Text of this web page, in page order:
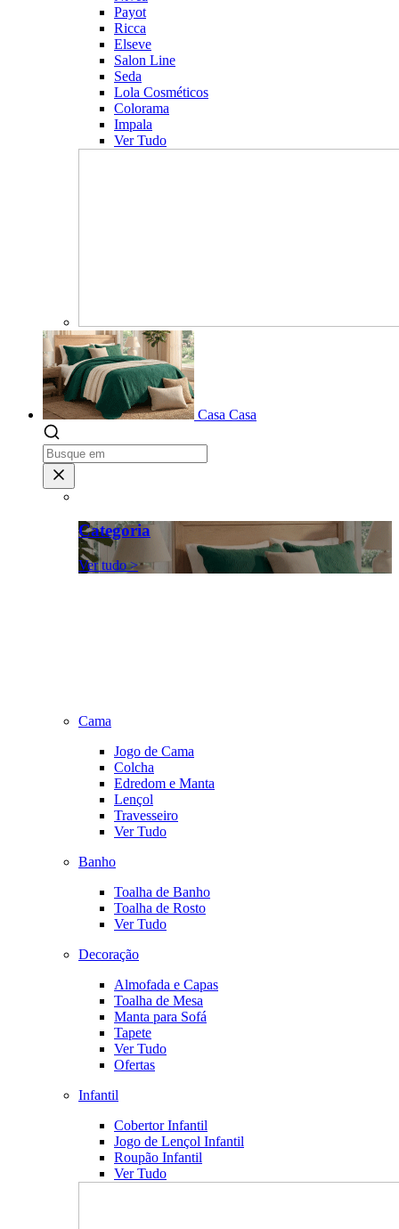
Payot
Ricca
Elseve
Salon Line
Seda
Lola Cosméticos
Colorama
Impala
Ver Tudo
Casa Casa
Categoria
Ver tudo >
Cama
Jogo de Cama
Colcha
Edredom e Manta
Lençol
Travesseiro
Ver Tudo
Banho
Toalha de Banho
Toalha de Rosto
Ver Tudo
Decoração
Almofada e Capas
Toalha de Mesa
Manta para Sofá
Tapete
Ver Tudo
Ofertas
Infantil
Cobertor Infantil
Jogo de Lençol Infantil
Roupão Infantil
Ver Tudo